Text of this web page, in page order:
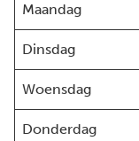
Maandag
Dinsdag
Woensdag
Donderdag